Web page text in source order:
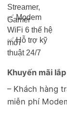
Streamer,
Gamer
✅Modem
WiFi 6 thế hệ
mới
✅Hỗ trợ kỹ
thuật 24/7
Khuyến mãi
– Khách hàng
miễn phí